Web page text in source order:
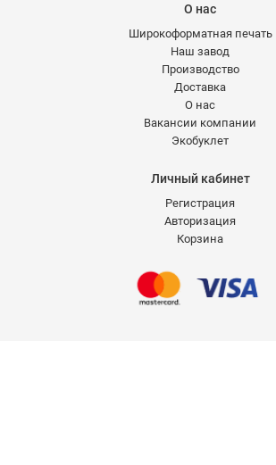
О нас
Широкоформатная печать
Наш завод
Производство
Доставка
О нас
Вакансии компании
Экобуклет
Личный кабинет
Регистрация
Авторизация
Корзина